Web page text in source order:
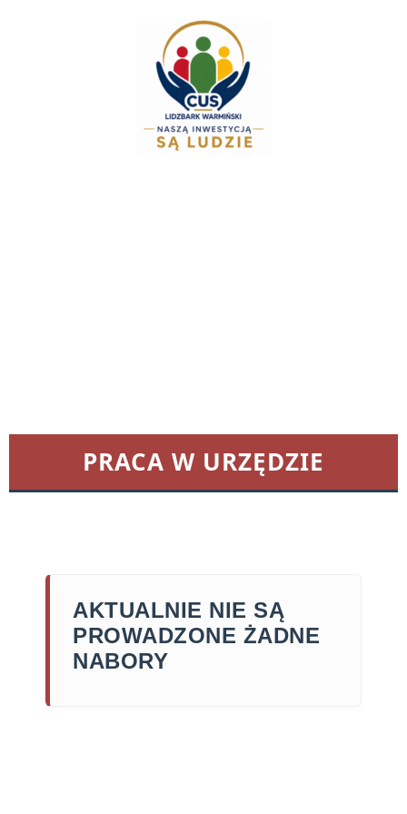
PRACA W URZĘDZIE
AKTUALNIE NIE SĄ
PROWADZONE ŻADNE
NABORY